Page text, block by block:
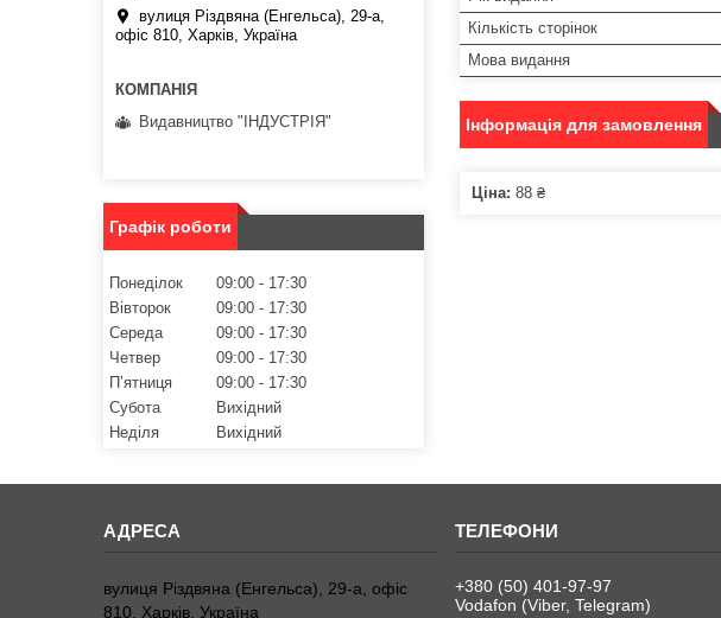
Кількість сторінок
Мова видання
Інформація для замовлення
Ціна: 88 ₴
вулиця Різдвяна (Енгельса), 29-а,
офіс 810, Харків, Україна
Видавництво "ІНДУСТРІЯ"
Графік роботи
Понеділок 09:00
17:30
Вівторок
09:00
17:30
Середа
09:00
17:30
Четвер
09:00
17:30
Пʼятниця
09:00
17:30
Субота
Вихідний
Неділя
Вихідний
вулиця Різдвяна (Енгельса), 29-а, офіс
810, Харків, Україна
+380 (50) 401-97-97
Vodafon (Viber, Telegram)